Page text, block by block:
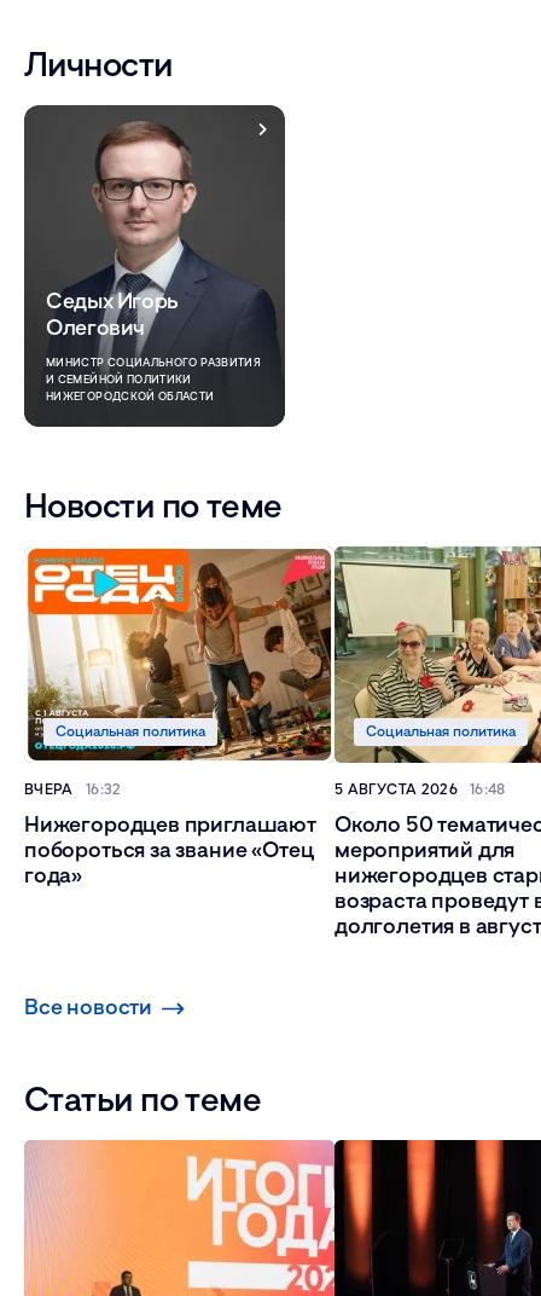
Личности
Седых Игорь
Олегович
МИНИСТР СОЦИАЛЬНОГО РАЗВИТИЯ
И СЕМЕЙНОЙ ПОЛИТИКИ
НИЖЕГОРОДСКОЙ ОБЛАСТИ
Новости по теме
Нижегородцев приглашают
побороться за звание «Отец
года»
Социальная политика
ВЧЕРА 16:32
Около 50
мероприятий для
нижегородцев
возраста проведут
долголетия в
Социальная политика
5 АВГУСТА 2026 16:48
Все новости
Статьи по теме